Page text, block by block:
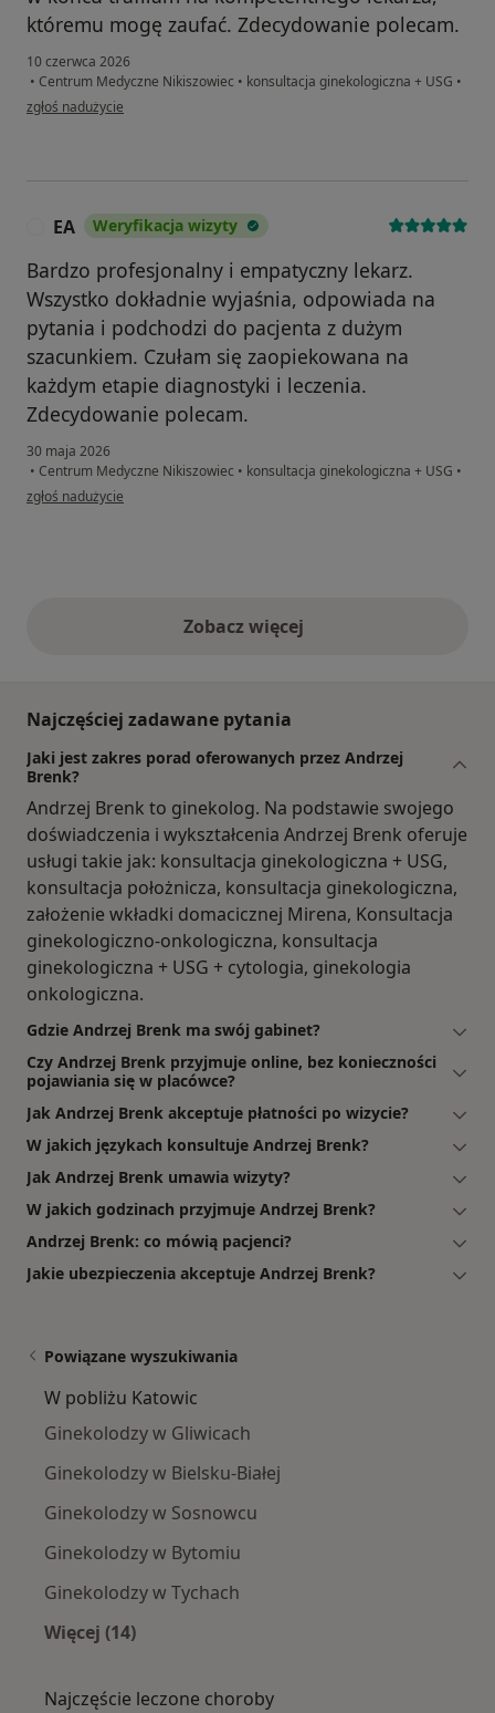
któremu mogę zaufać. Zdecydowanie polecam.
10 czerwca 2026
• Centrum Medyczne Nikiszowiec • konsultacja ginekologiczna + USG •
w opinii użytkownika Ewa
zgłoś nadużycie
EA Weryfikacja wizyty
Bardzo profesjonalny i empatyczny lekarz.
Wszystko dokładnie wyjaśnia, odpowiada na
pytania i podchodzi do pacjenta z dużym
szacunkiem. Czułam się zaopiekowana na
każdym etapie diagnostyki i leczenia.
Zdecydowanie polecam.
30 maja 2026
• Centrum Medyczne Nikiszowiec • konsultacja ginekologiczna + USG •
w opinii użytkownika EA
zgłoś nadużycie
Zobacz więcejopinie powyżej
Najczęściej zadawane pytania
Jaki jest zakres porad oferowanych przez Andrzej
Brenk?
Andrzej Brenk to ginekolog. Na podstawie swojego
doświadczenia i wykształcenia Andrzej Brenk oferuje
usługi takie jak: konsultacja ginekologiczna + USG,
konsultacja położnicza, konsultacja ginekologiczna,
założenie wkładki domacicznej Mirena, Konsultacja
ginekologiczno-onkologiczna, konsultacja
ginekologiczna + USG + cytologia, ginekologia
onkologiczna.
Gdzie Andrzej Brenk ma swój gabinet?
Czy Andrzej Brenk przyjmuje online, bez konieczności
pojawiania się w placówce?
Jak Andrzej Brenk akceptuje płatności po wizycie?
W jakich językach konsultuje Andrzej Brenk?
Jak Andrzej Brenk umawia wizyty?
W jakich godzinach przyjmuje Andrzej Brenk?
Andrzej Brenk: co mówią pacjenci?
Jakie ubezpieczenia akceptuje Andrzej Brenk?
Powiązane wyszukiwania
W pobliżu Katowic
Ginekolodzy w Gliwicach
Ginekolodzy w Bielsku-Białej
Ginekolodzy w Sosnowcu
Ginekolodzy w Bytomiu
Ginekolodzy w Tychach
Więcej (14)
Najczęście leczone choroby